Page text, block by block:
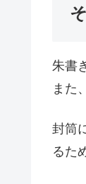
朱書
また
封筒
るた